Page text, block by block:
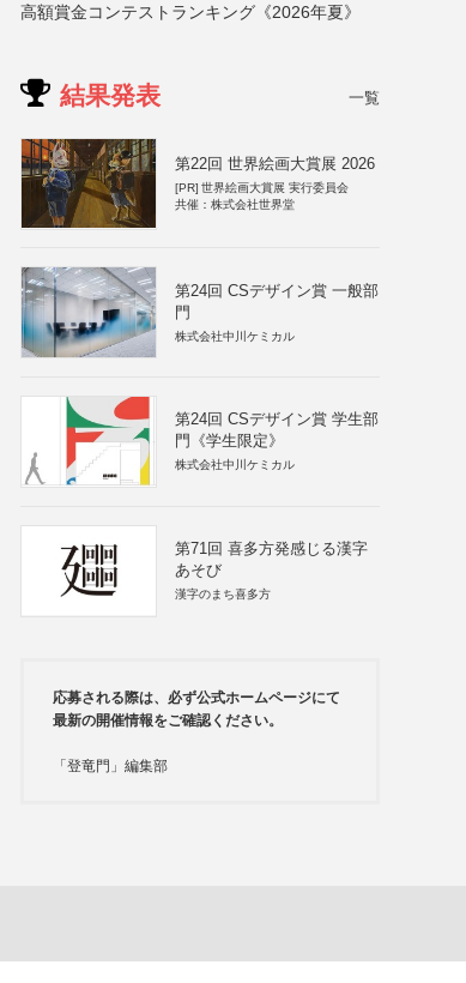
高額賞金コンテストランキング《2026年夏》
結果発表 一覧
第22回 世界絵画大賞展 2026
[PR] 世界絵画大賞展 実行委員会
共催：株式会社世界堂
第24回 CSデザイン賞 一般部
門
株式会社中川ケミカル
第24回 CSデザイン賞 学生部
門《学生限定》
株式会社中川ケミカル
第71回 喜多方発感じる漢字
あそび
漢字のまち喜多方
応募される際は、必ず公式ホームページにて
最新の開催情報をご確認ください。
「登竜門」編集部